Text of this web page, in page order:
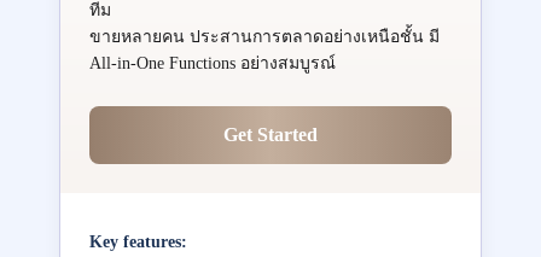
ทีม
ขายหลายคน ประสานการตลาดอย่างเหนือชั้น มี
All-in-One Functions อย่างสมบูรณ์
Get Started
Key features: